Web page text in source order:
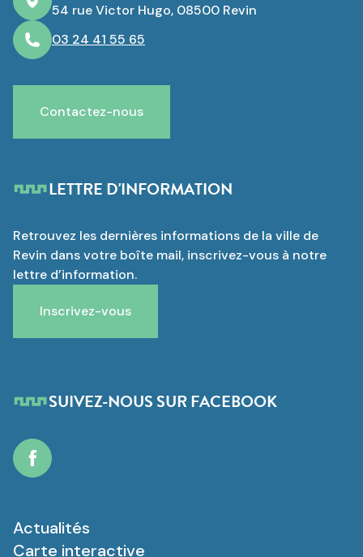
54 rue Victor Hugo, 08500 Revin
03 24 41 55 65
Contactez-nous
LETTRE D'INFORMATION
Retrouvez les dernières informations de la ville de
Revin dans votre boîte mail, inscrivez-vous à notre
lettre d’information.
Inscrivez-vous
SUIVEZ-NOUS SUR FACEBOOK
Actualités
Carte interactive